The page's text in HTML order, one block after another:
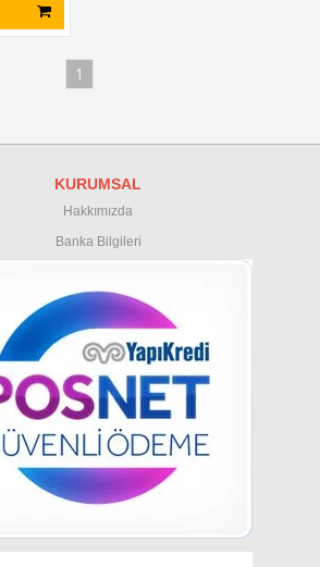
1
KURUMSAL
Hakkımızda
Banka Bilgileri